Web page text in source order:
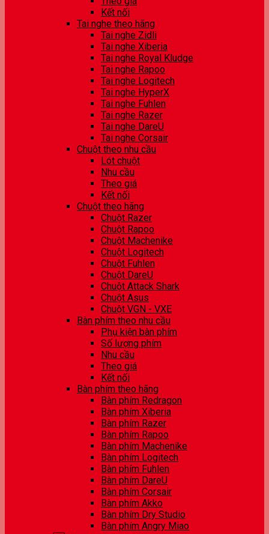
Kết nối
Tai nghe theo hãng
Tai nghe Zidli
Tai nghe Xiberia
Tai nghe Royal Kludge
Tai nghe Rapoo
Tai nghe Logitech
Tai nghe HyperX
Tai nghe Fuhlen
Tai nghe Razer
Tai nghe DareU
Tai nghe Corsair
Chuột theo nhu cầu
Lót chuột
Nhu cầu
Theo giá
Kết nối
Chuột theo hãng
Chuột Razer
Chuột Rapoo
Chuột Machenike
Chuột Logitech
Chuột Fuhlen
Chuột DareU
Chuột Attack Shark
Chuột Asus
Chuột VGN - VXE
Bàn phím theo nhu cầu
Phụ kiện bàn phím
Số lượng phím
Nhu cầu
Theo giá
Kết nối
Bàn phím theo hãng
Bàn phím Redragon
Bàn phím Xiberia
Bàn phím Razer
Bàn phím Rapoo
Bàn phím Machenike
Bàn phím Logitech
Bàn phím Fuhlen
Bàn phím DareU
Bàn phím Corsair
Bàn phím Akko
Bàn phím Dry Studio
Bàn phím Angry Miao